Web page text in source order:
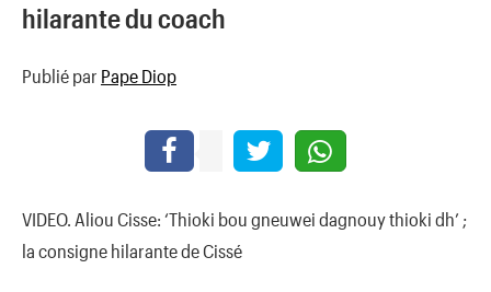
hilarante du coach
Publié par Pape Diop
VIDEO. Aliou Cisse: ‘Thioki bou gneuwei dagnouy thioki dh’ ;
la consigne hilarante de Cissé